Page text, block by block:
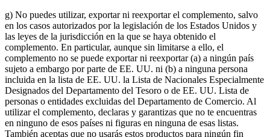
g) No puedes utilizar, exportar ni reexportar el complemento, salvo
en los casos autorizados por la legislación de los Estados Unidos y
las leyes de la jurisdicción en la que se haya obtenido el
complemento. En particular, aunque sin limitarse a ello, el
complemento no se puede exportar ni reexportar (a) a ningún país
sujeto a embargo por parte de EE. UU. ni (b) a ninguna persona
incluida en la lista de EE. UU. la Lista de Nacionales Especialmente
Designados del Departamento del Tesoro o de EE. UU. Lista de
personas o entidades excluidas del Departamento de Comercio. Al
utilizar el complemento, declaras y garantizas que no te encuentras
en ninguno de esos países ni figuras en ninguna de esas listas.
También aceptas que no usarás estos productos para ningún fin